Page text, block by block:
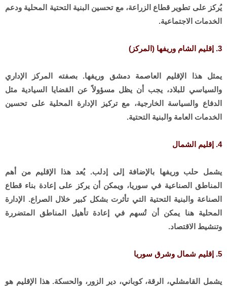
يُركز على تطوير قطاع الزراعة، مع تحسين البنية التحتية المحلية ودعم
الخدمات الاجتماعية.
3. إقليم الشام وريفها (المركز)
يمثل هذا الإقليم العاصمة دمشق وريفها. بصفته المركز الإداري
والسياسي للبلاد، يجب أن يظل مسؤولاً عن القضايا السيادية مثل
الدفاع والسياسة الخارجية، مع تركيز الإدارة المحلية على تحسين
الخدمات العامة والبنية التحتية.
4. إقليم الشمال
يشمل حلب وريفها بالإضافة إلى إدلب. يُعد هذا الإقليم من أهم
المناطق الصناعية في سوريا، ويمكن أن يركز على إعادة بناء قطاع
الصناعة والبنية التحتية التي تأثرت بشكل كبير خلال الصراع. الإدارة
المحلية هنا يمكن أن تُسهم في إعادة تأهيل المناطق المتضررة
وتنشيط الاقتصاد.
5. إقليم شمال وشرق سوريا
يشمل القامشلي، الرقة، كوباني، دير الزور، والحسكة. هذا الإقليم هو